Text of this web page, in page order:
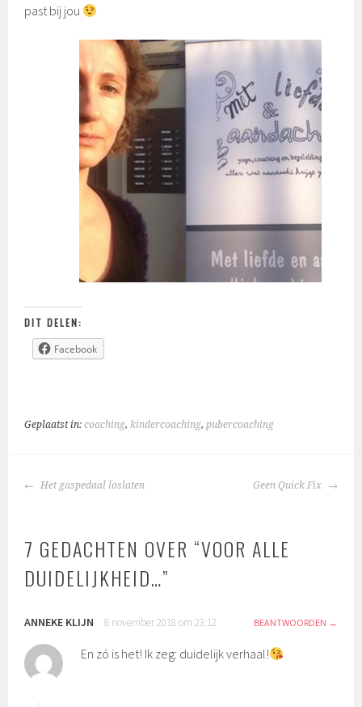
past bij jou
DIT DELEN:
Facebook
Geplaatst in:coaching,kindercoaching,pubercoaching
BERICHTNAVIGATIE
Het gaspedaal loslaten Geen Quick Fix
7 GEDACHTEN OVER “VOOR ALLE
DUIDELIJKHEID…”
ANNEKE KLIJN 8 november 2018 om 23:12 BEANTWOORDEN
En zó is het! Ik zeg: duidelijk verhaal!